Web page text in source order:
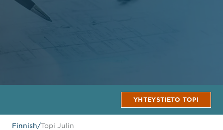
YHTEYSTIETO TOPI
Finnish/Topi Julin